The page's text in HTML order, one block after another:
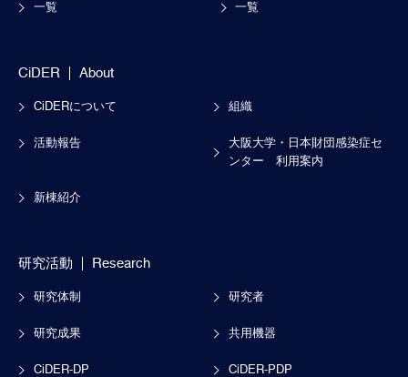
一覧 一覧
CiDER About
CiDERについて 組織
活動報告
大阪大学・日本財団感染症セ
ンター 利用案内
新棟紹介
研究活動 Research
研究体制 研究者
研究成果 共用機器
CiDER-DP CiDER-PDP